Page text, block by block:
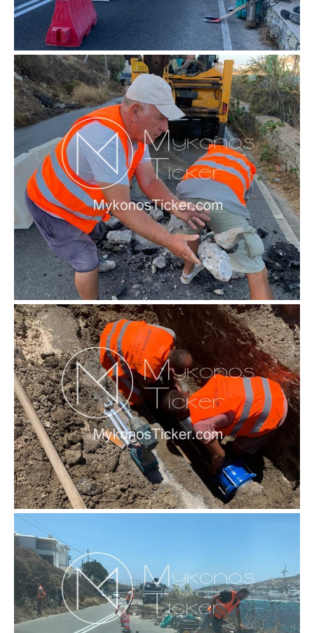
Don't miss
out!
Sing up for our newsletter
to stay in the loop.
SUBSCRIBE